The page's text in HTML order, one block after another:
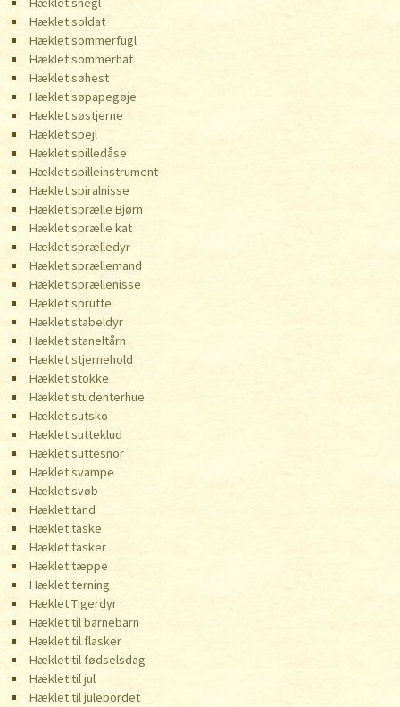
Hæklet soldat
Hæklet sommerfugl
Hæklet sommerhat
Hæklet søhest
Hæklet søpapegøje
Hæklet søstjerne
Hæklet spejl
Hæklet spilledåse
Hæklet spilleinstrument
Hæklet spiralnisse
Hæklet sprælle Bjørn
Hæklet sprælle kat
Hæklet sprælledyr
Hæklet sprællemand
Hæklet sprællenisse
Hæklet sprutte
Hæklet stabeldyr
Hæklet staneltårn
Hæklet stjernehold
Hæklet stokke
Hæklet studenterhue
Hæklet sutsko
Hæklet sutteklud
Hæklet suttesnor
Hæklet svampe
Hæklet svøb
Hæklet tand
Hæklet taske
Hæklet tasker
Hæklet tæppe
Hæklet terning
Hæklet Tigerdyr
Hæklet til barnebarn
Hæklet til flasker
Hæklet til fødselsdag
Hæklet til jul
Hæklet til julebordet